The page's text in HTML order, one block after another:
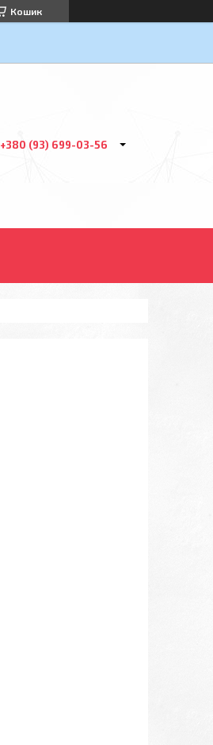
Кошик
+380 (93) 699-03-56